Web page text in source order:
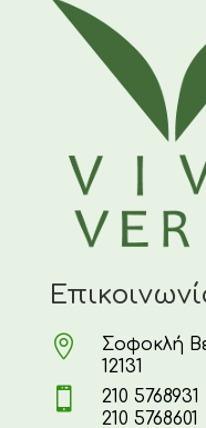

Σοφοκλή
12131

210 5768931
210 5768601